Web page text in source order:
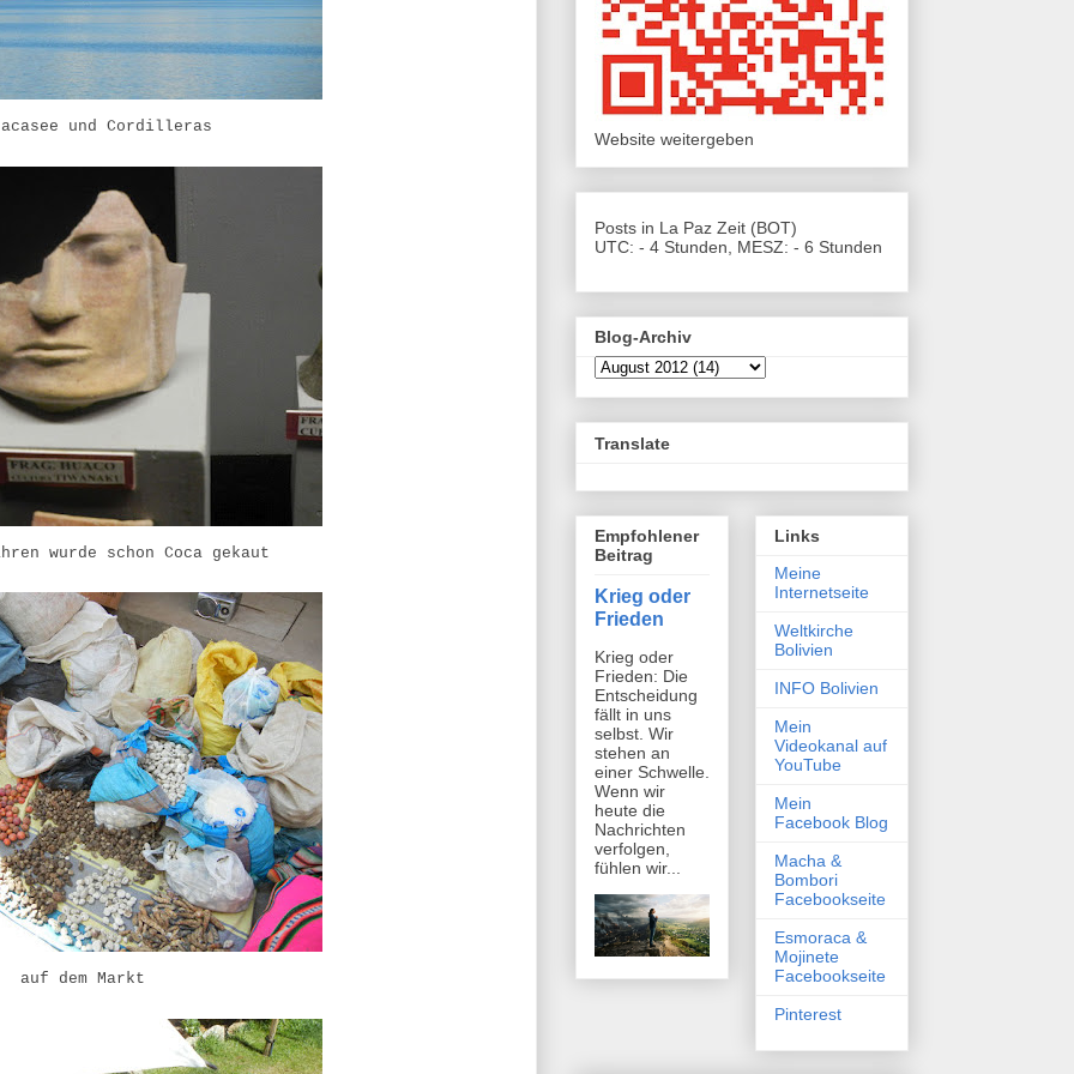
und Cordilleras
wurde schon Coca gekaut
auf dem Markt
Website weitergeben
Posts in La Paz Zeit (BOT)
UTC: - 4 Stunden, MESZ: - 6 Stunden
Blog-Archiv
Translate
Empfohlener
Beitrag
Krieg oder
Frieden
Krieg oder
Frieden: Die
Entscheidung
fällt in uns
selbst. Wir
stehen an
einer Schwelle.
Wenn wir
heute die
Nachrichten
verfolgen,
fühlen wir...
Links
Meine
Internetseite
Weltkirche
Bolivien
INFO Bolivien
Mein
Videokanal auf
YouTube
Mein
Facebook Blog
Macha &
Bombori
Facebookseite
Esmoraca &
Mojinete
Facebookseite
Pinterest